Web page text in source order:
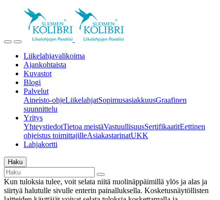
Liikelahjavalikoima
Ajankohtaista
Kuvastot
Blogi
Palvelut
Aineisto-ohjeLiikelahjatSopimusasiakkuusGraafinen
suunnittelu
Yritys
YhteystiedotTietoa meistäVastuullisuusSertifikaatitEettinen
ohjeistus toimittajilleAsiakastarinatUKK
Lahjakortti
Haku
Kun tuloksia tulee, voit selata niitä nuolinäppäimillä ylös ja alas ja
siirtyä halutulle sivulle enterin painalluksella. Kosketusnäytöllisten